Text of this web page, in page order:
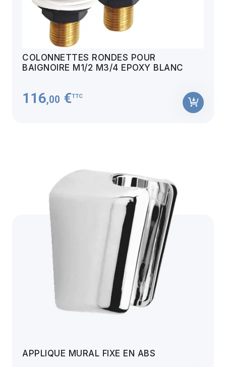
COLONNETTES RONDES POUR
BAIGNOIRE M1/2 M3/4 EPOXY BLANC
116,00 €TTC
APPLIQUE MURAL FIXE EN ABS